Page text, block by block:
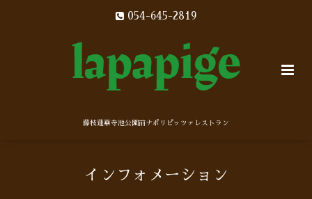
054-645-2819
藤枝蓮華寺池公園前ナポリピッツァレストラン
インフォメーション